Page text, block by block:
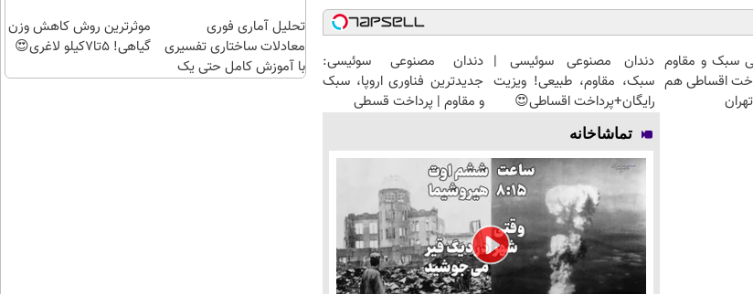
سبک و مقاوم
اقساطی هم
دندان مصنوعی سوئیسی |
سبک، مقاوم، طبیعی! ویزیت
رایگان+پرداخت اقساطی😍
دندان مصنوعی سوئیسی:
جدیدترین فناوری اروپا، سبک
و مقاوم | پرداخت قسطی
تماشاخانه
تحلیل آماری فوری
معادلات ساختاری تفسیری
با آموزش کامل حتی یک
موثرترین روش کاهش وزن
گیاهی! 5تا۷کیلو لاغری😍